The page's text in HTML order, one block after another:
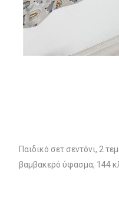
Παιδικό σετ σεντόνι, 2
βαμβακερό ύφασμα, 144